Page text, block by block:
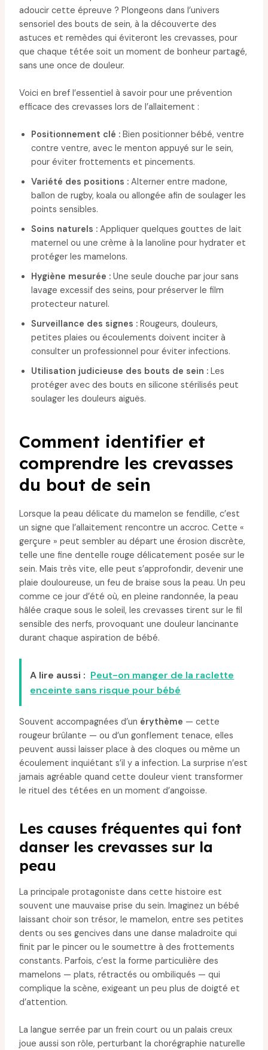
adoucir cette épreuve ? Plongeons dans l’univers
sensoriel des bouts de sein, à la découverte des
astuces et remèdes qui éviteront les crevasses, pour
que chaque tétée soit un moment de bonheur partagé,
sans une once de douleur.
Voici en bref l’essentiel à savoir pour une prévention
efficace des crevasses lors de l’allaitement :
Positionnement clé :Bien positionner bébé, ventre
contre ventre, avec le menton appuyé sur le sein,
pour éviter frottements et pincements.
Variété des positions :Alterner entre madone,
ballon de rugby, koala ou allongée afin de soulager les
points sensibles.
Soins naturels :Appliquer quelques gouttes de lait
maternel ou une crème à la lanoline pour hydrater et
protéger les mamelons.
Hygiène mesurée :Une seule douche par jour sans
lavage excessif des seins, pour préserver le film
protecteur naturel.
Surveillance des signes :Rougeurs, douleurs,
petites plaies ou écoulements doivent inciter à
consulter un professionnel pour éviter infections.
Utilisation judicieuse des bouts de sein :Les
protéger avec des bouts en silicone stérilisés peut
soulager les douleurs aiguës.
Comment identifier et
comprendre les crevasses
du bout de sein
Lorsque la peau délicate du mamelon se fendille, c’est
un signe que l’allaitement rencontre un accroc. Cette «
gerçure » peut sembler au départ une érosion discrète,
telle une fine dentelle rouge délicatement posée sur le
sein. Mais très vite, elle peut s’approfondir, devenir une
plaie douloureuse, un feu de braise sous la peau. Un peu
comme ce jour d’été où, en pleine randonnée, la peau
hâlée craque sous le soleil, les crevasses tirent sur le fil
sensible des nerfs, provoquant une douleur lancinante
durant chaque aspiration de bébé.
A lire aussi : Peut-on manger de la raclette
enceinte sans risque pour bébé
Souvent accompagnées d’un érythème — cette
rougeur brûlante — ou d’un gonflement tenace, elles
peuvent aussi laisser place à des cloques ou même un
écoulement inquiétant s’il y a infection. La surprise n’est
jamais agréable quand cette douleur vient transformer
le rituel des tétées en un moment d’angoisse.
Les causes fréquentes qui font
danser les crevasses sur la
peau
La principale protagoniste dans cette histoire est
souvent une mauvaise prise du sein. Imaginez un bébé
laissant choir son trésor, le mamelon, entre ses petites
dents ou ses gencives dans une danse maladroite qui
finit par le pincer ou le soumettre à des frottements
constants. Parfois, c’est la forme particulière des
mamelons — plats, rétractés ou ombiliqués — qui
complique la scène, exigeant un peu plus de doigté et
d’attention.
La langue serrée par un frein court ou un palais creux
joue aussi son rôle, perturbant la chorégraphie naturelle